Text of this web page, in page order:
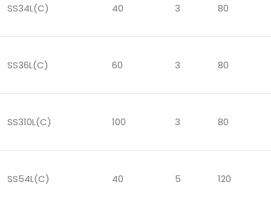
SS34L(C) 40 3 80
SS36L(C) 60 3 80
SS310L(C) 100 3 80
SS54L(C) 40 5 120